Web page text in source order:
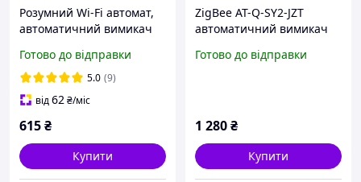
Розумний Wi-Fi автомат,
автоматичний вимикач
лічильник кВт, захист
Готово до відправки
5.0 (9)
від62₴/міс
615₴
Купити
ZigBee AT-Q-SY2-JZT
автоматичний вимикач
однофазний+лічильник
Готово до відправки
1 280₴
Купити